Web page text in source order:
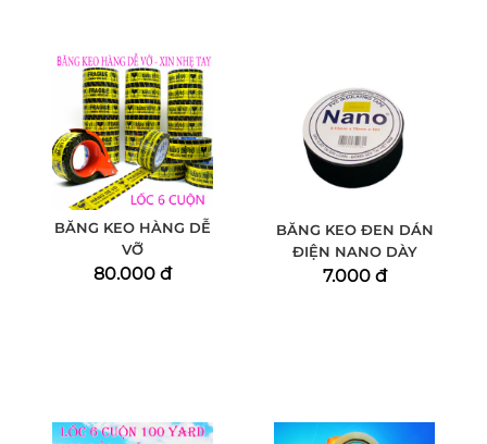
BĂNG KEO HÀNG DỄ
VỠ
80.000 đ
BĂNG KEO ĐEN DÁN
ĐIỆN NANO DÀY
7.000 đ